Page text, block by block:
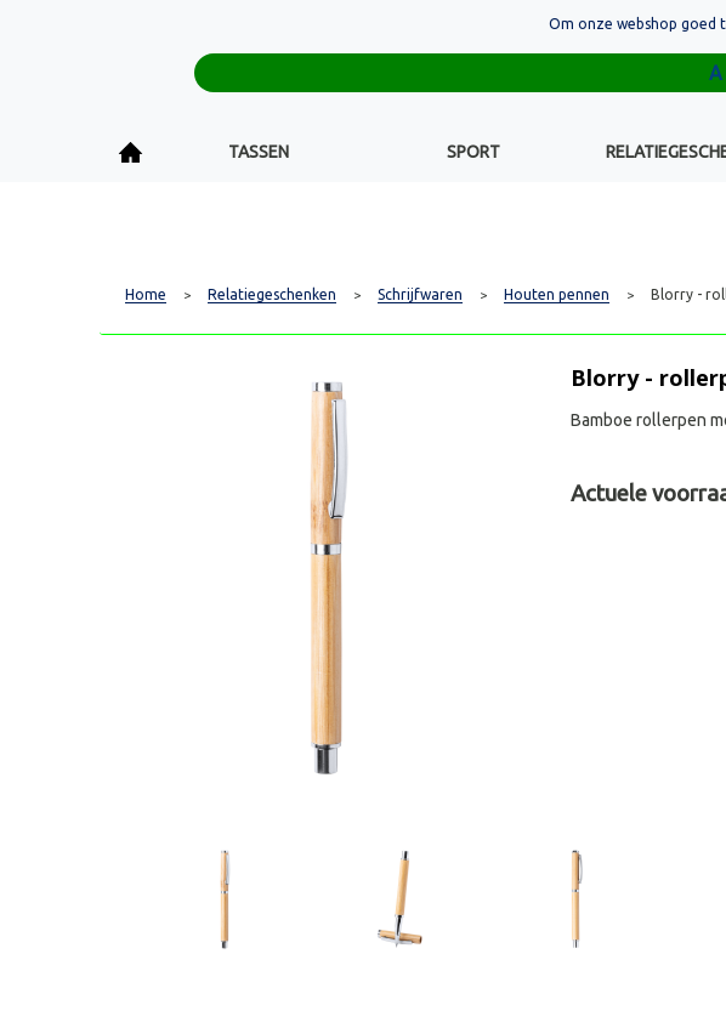
TASSEN SPORT
Home > Relatiegeschenken > Schrijfwaren > Houten pennen > Blorry -
Blorry -
Bamboe rollerpen
Actuele
Om onze webshop goed